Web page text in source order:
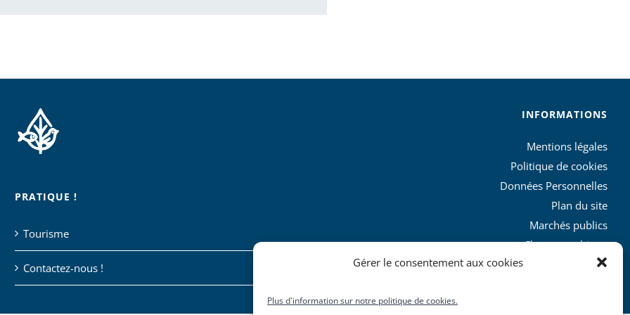
Gérer le consentement aux cookies
Plus d'information sur notre politique de cookies.
PRATIQUE !
Tourisme
Contactez-nous !
INFORMATIONS
Mentions légales
Politique de cookies
Données Personnelles
Plan du site
Marchés publics
Charte graphique
L’agglo recrute